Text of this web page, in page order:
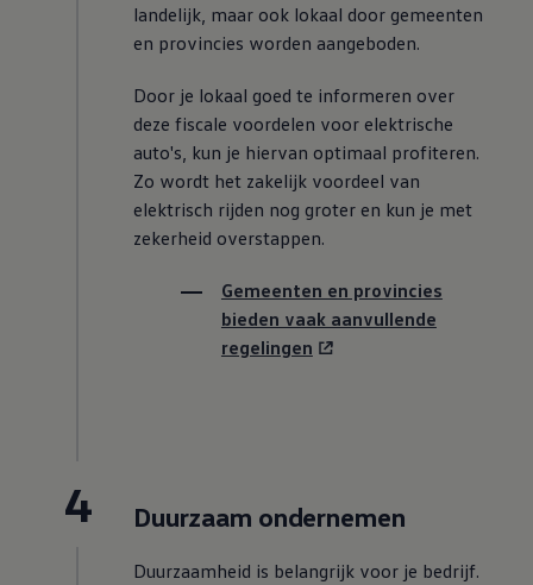
landelijk, maar ook lokaal door gemeenten
en provincies worden aangeboden.
Door je lokaal goed te informeren over
deze fiscale voordelen voor elektrische
auto's, kun je hiervan optimaal profiteren.
Zo wordt het zakelijk voordeel van
elektrisch rijden nog groter en kun je met
zekerheid overstappen.
Gemeenten en provincies
bieden vaak aanvullende
regelingen
4 Duurzaam ondernemen
Duurzaamheid is belangrijk voor je bedrijf.